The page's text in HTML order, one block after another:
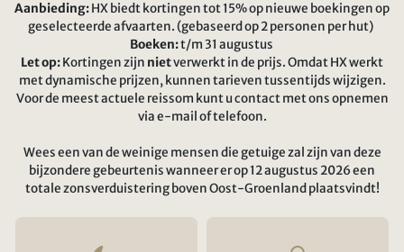
Aanbieding:HX biedt kortingen tot 15% op nieuwe boekingen op
geselecteerde afvaarten. (gebaseerd op 2 personen per hut)
Boeken:t/m 31 augustus
Let op:Kortingen zijn nietverwerkt in de prijs. Omdat HX werkt
met dynamische prijzen, kunnen tarieven tussentijds wijzigen.
Voor de meest actuele reissom kunt u contact met ons opnemen
via e-mail of telefoon.
Wees een van de weinige mensen die getuige zal zijn van deze
bijzondere gebeurtenis wanneer er op 12 augustus 2026 een
totale zonsverduistering boven Oost-Groenland plaatsvindt!